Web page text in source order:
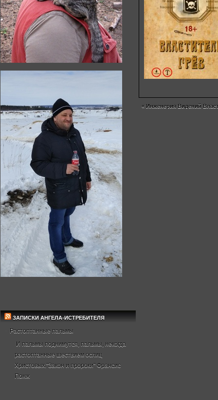
ЗАПИСКИ АНГЕЛА-ИСТРЕБИТЕЛЯ
Растоптанные пальмы
И пальмы поднимутся, пальмы, некогда
растоптанные шествием ослиц
Христовых."Закон и пророки" Франсис
Понж
« Инженерия Видений